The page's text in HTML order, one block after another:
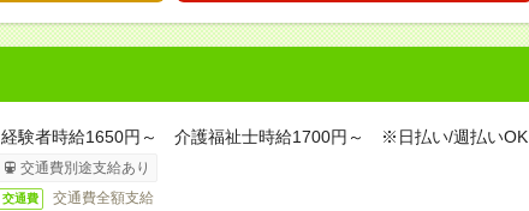
経験者時給1650円～ 介護福祉士時給1700円～ ※日払い/週払いOK
交通費別途支給あり
交通費 交通費全額支給